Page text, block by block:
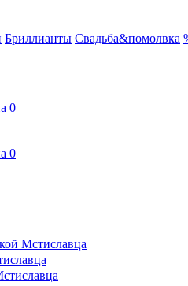
Бриллианты Свадьба&помолвка
0
0
Мстиславца